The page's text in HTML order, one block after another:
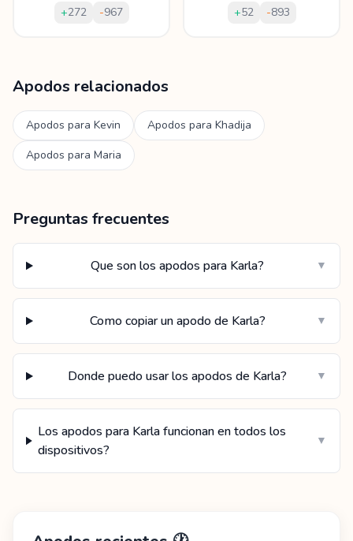
+272 -967 +52 -893
Apodos relacionados
Apodos para Kevin Apodos para Khadija
Apodos para Maria
Preguntas frecuentes
Que son los apodos para Karla? ▼
Como copiar un apodo de Karla? ▼
Donde puedo usar los apodos de Karla? ▼
Los apodos para Karla funcionan en todos los
dispositivos?
▼